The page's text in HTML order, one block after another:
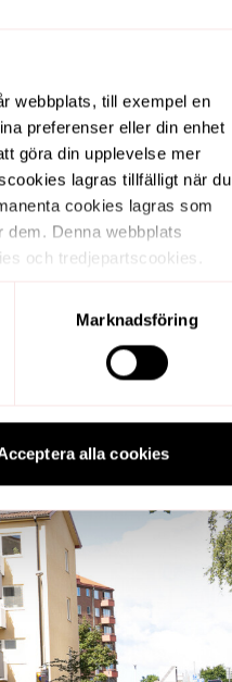
webbplats, till exempel en
preferenser eller din enhet
göra din upplevelse mer
lagras tillfälligt när du
cookies lagras som
Denna webbplats
och tredjepartscookies.
en annan webbplats.
Marknadsföring
alla cookies